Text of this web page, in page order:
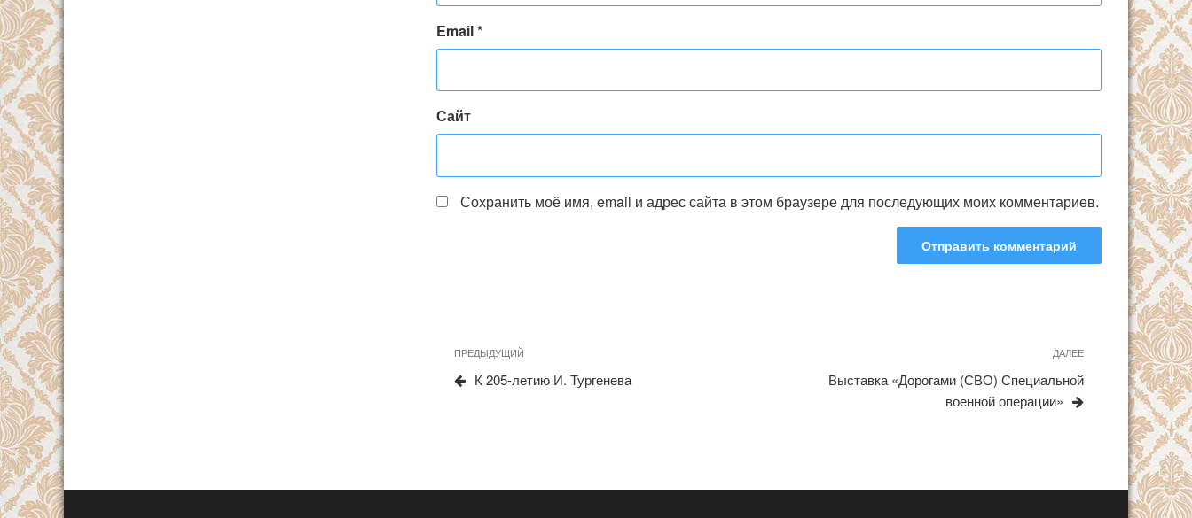
Email*
Сайт
Сохранить моё имя, email и адрес сайта в этом браузере для последующих моих комментариев.
Навигация
по
Предыдущая
запись
ПРЕДЫДУЩИЙ
К 205-летию И. Тургенева
Следующая
ДАЛЕЕ
Выставка «Дорогами (СВО) Специальной
военной операции»